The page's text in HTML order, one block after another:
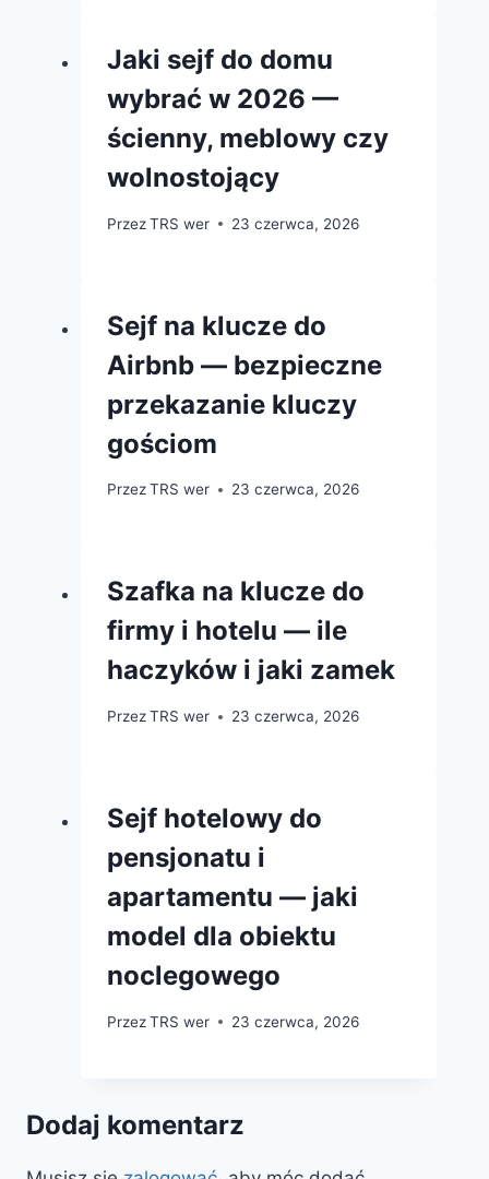
Jaki sejf do domu
wybrać w 2026 —
ścienny, meblowy czy
wolnostojący
Przez TRS wer 23 czerwca, 2026
Sejf na klucze do
Airbnb — bezpieczne
przekazanie kluczy
gościom
Przez TRS wer 23 czerwca, 2026
Szafka na klucze do
firmy i hotelu — ile
haczyków i jaki zamek
Przez TRS wer 23 czerwca, 2026
Sejf hotelowy do
pensjonatu i
apartamentu — jaki
model dla obiektu
noclegowego
Przez TRS wer 23 czerwca, 2026
Dodaj komentarz